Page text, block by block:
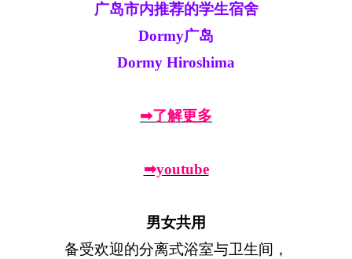
广岛市内推荐的学生宿舍
Dormy广岛
Dormy Hiroshima
➡了解更多
➡youtube
男女共用
备受欢迎的分离式浴室与卫生间，